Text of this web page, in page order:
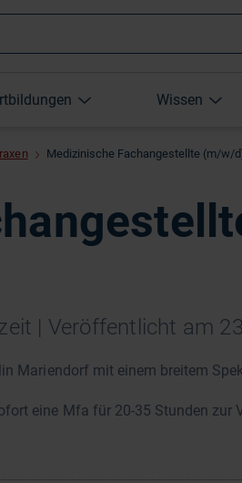
Wissen
Medizinische Fachangestellte (m/w/
| Veröffentlicht am
Mariendorf mit einem breitem
eine Mfa für 20-35 Stunden zur